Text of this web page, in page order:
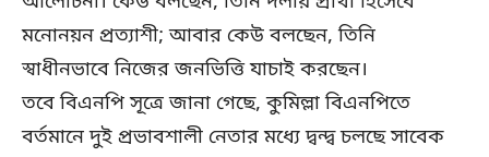
মনোনয়ন প্রত্যাশী; আবার কেউ বলছেন, তিনি
স্বাধীনভাবে নিজের জনভিত্তি যাচাই করছেন।
তবে বিএনপি সূত্রে জানা গেছে, কুমিল্লা বিএনপিতে
বর্তমানে দুই প্রভাবশালী নেতার মধ্যে দ্বন্দ্ব চলছে সাবেক